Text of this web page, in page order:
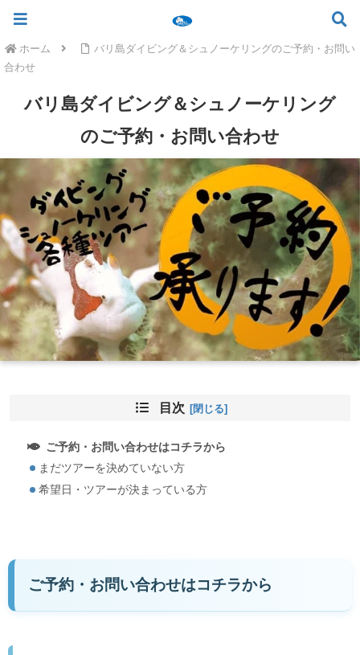
バリ島でいちばん優しい初心者専門 ≫
ホーム
バリ島ダイビング＆シュノーケリングのご予約・お問い
合わせ
バリ島ダイビング＆シュノーケリング
のご予約・お問い合わせ
目次
ご予約・お問い合わせはコチラから
まだツアーを決めていない方
希望日・ツアーが決まっている方
ご予約・お問い合わせはコチラから